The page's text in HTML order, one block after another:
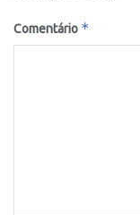
Comentário *